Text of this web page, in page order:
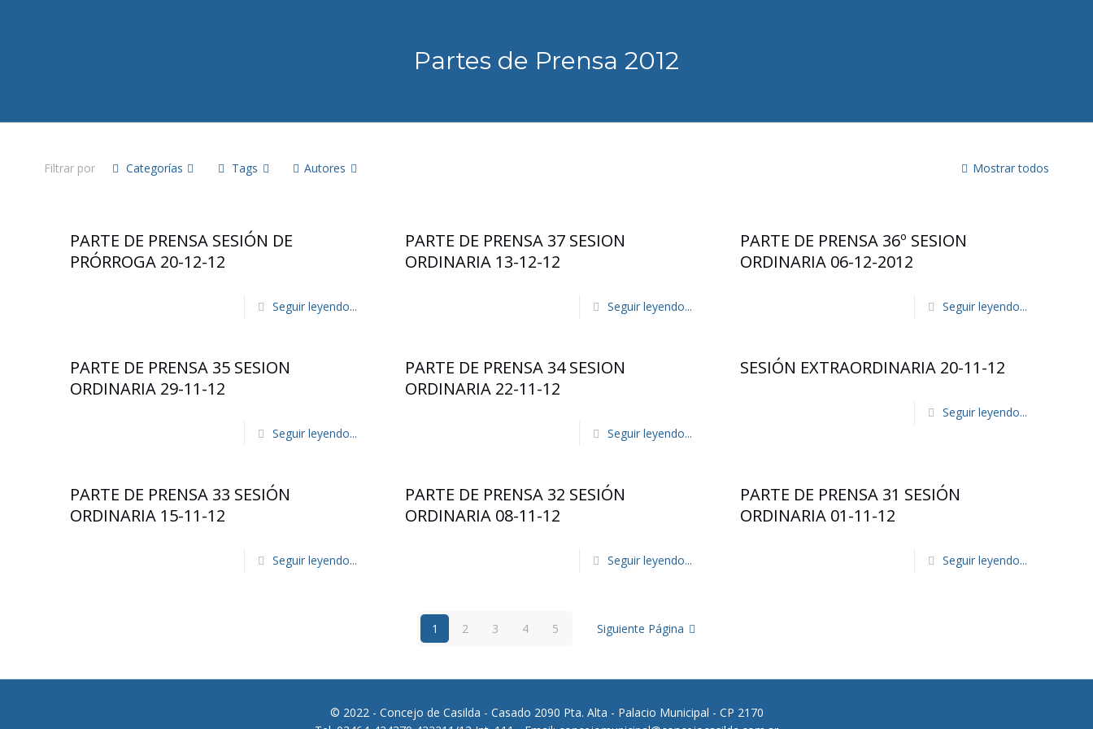
Partes de Prensa 2012
Filtrar por Categorías Tags Autores Mostrar todos
PARTE DE PRENSA SESIÓN DE
PRÓRROGA 20-12-12
Seguir leyendo...
PARTE DE PRENSA 37 SESION
ORDINARIA 13-12-12
Seguir leyendo...
PARTE DE PRENSA 36º SESION
ORDINARIA 06-12-2012
Seguir leyendo...
PARTE DE PRENSA 35 SESION
ORDINARIA 29-11-12
Seguir leyendo...
PARTE DE PRENSA 34 SESION
ORDINARIA 22-11-12
Seguir leyendo...
SESIÓN EXTRAORDINARIA 20-11-12
Seguir leyendo...
PARTE DE PRENSA 33 SESIÓN
ORDINARIA 15-11-12
Seguir leyendo...
PARTE DE PRENSA 32 SESIÓN
ORDINARIA 08-11-12
Seguir leyendo...
PARTE DE PRENSA 31 SESIÓN
ORDINARIA 01-11-12
Seguir leyendo...
1 2 3 4 5 Siguiente Página
© 2022 - Concejo de Casilda - Casado 2090 Pta. Alta - Palacio Municipal - CP 2170